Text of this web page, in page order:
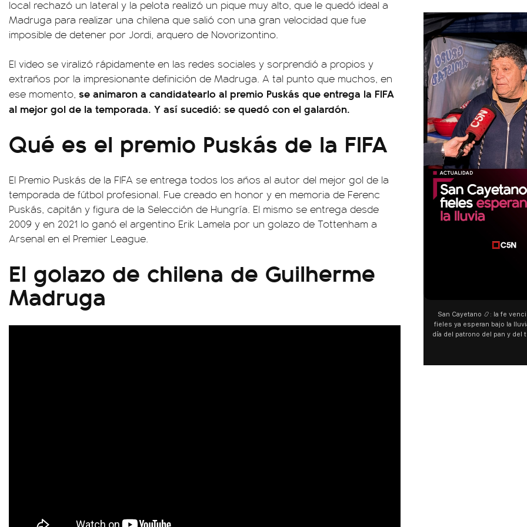
local rechazó un lateral y la pelota realizó un pique muy alto, que le quedó ideal a
Madruga para realizar una chilena que salió con una gran velocidad que fue
imposible de detener por Jordi, arquero de Novorizontino.
El video se viralizó rápidamente en las redes sociales y sorprendió a propios y
extraños por la impresionante definición de Madruga. A tal punto que muchos, en
ese momento, se animaron a candidatearlo al premio Puskás que entrega la FIFA
al mejor gol de la temporada. Y así sucedió: se quedó con el galardón.
Qué es el premio Puskás de la FIFA
El Premio Puskás de la FIFA se entrega todos los años al autor del mejor gol de la
temporada de fútbol profesional. Fue creado en honor y en memoria de Ferenc
Puskás, capitán y figura de la Selección de Hungría. El mismo se entrega desde
2009 y en 2021 lo ganó el argentino Erik Lamela por un golazo de Tottenham a
Arsenal en el Premier League.
El golazo de chilena de Guilherme
Madruga
San Cayetano 📿: la fe
fieles ya esperan bajo la
día del patrono del pan y del